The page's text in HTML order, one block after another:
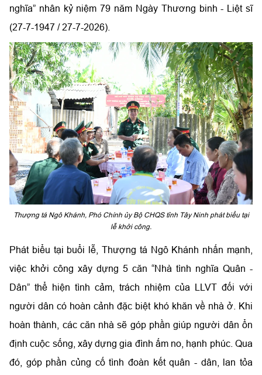
nghĩa” nhân kỷ niệm 79 năm Ngày Thương binh - Liệt sĩ
(27-7-1947 / 27-7-2026).
Thượng tá Ngô Khánh, Phó Chính ủy Bộ CHQS tỉnh Tây Ninh phát biểu tại
lễ khởi công.
Phát biểu tại buổi lễ, Thượng tá Ngô Khánh nhấn mạnh,
việc khởi công xây dựng 5 căn “Nhà tình nghĩa Quân -
Dân” thể hiện tình cảm, trách nhiệm của LLVT đối với
người dân có hoàn cảnh đặc biệt khó khăn về nhà ở. Khi
hoàn thành, các căn nhà sẽ góp phần giúp người dân ổn
định cuộc sống, xây dựng gia đình ấm no, hạnh phúc. Qua
đó, góp phần củng cố tình đoàn kết quân - dân, lan tỏa